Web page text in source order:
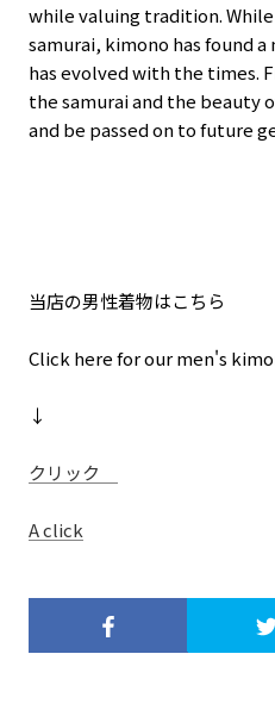
while valuing tradition.
samurai, kimono has found a
has evolved with the times.
the samurai and the beauty
and be passed on to future
当店の男性着物はこちら
Click here for our men's
↓
クリック
A click